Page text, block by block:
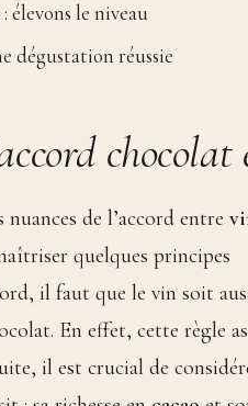
élevons le niveau
dégustation réussie
de l’accord entre
quelques principes
il faut que le vin soit
En effet, cette règle
il est crucial de